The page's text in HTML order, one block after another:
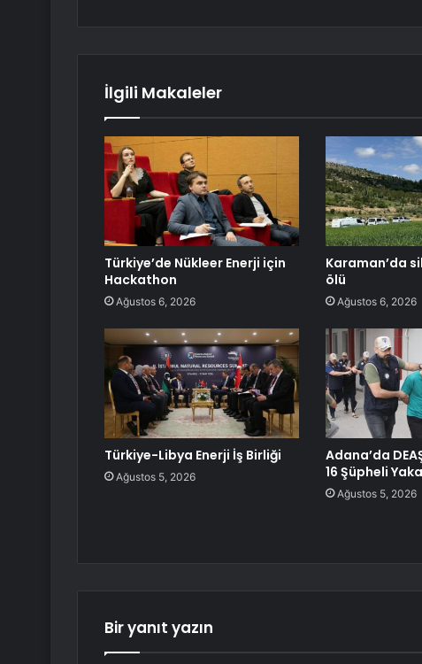
İlgili Makaleler
Türkiye’de Nükleer Enerji için
Hackathon
Ağustos 6, 2026
Karaman’da
ölü
Ağustos 6, 2026
Türkiye-Libya Enerji İş Birliği
Ağustos 5, 2026
Adana’da
16 Şüpheli
Ağustos 5, 2026
Bir yanıt yazın